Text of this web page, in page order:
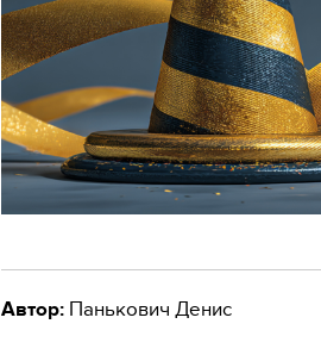
Автор: Панькович Денис